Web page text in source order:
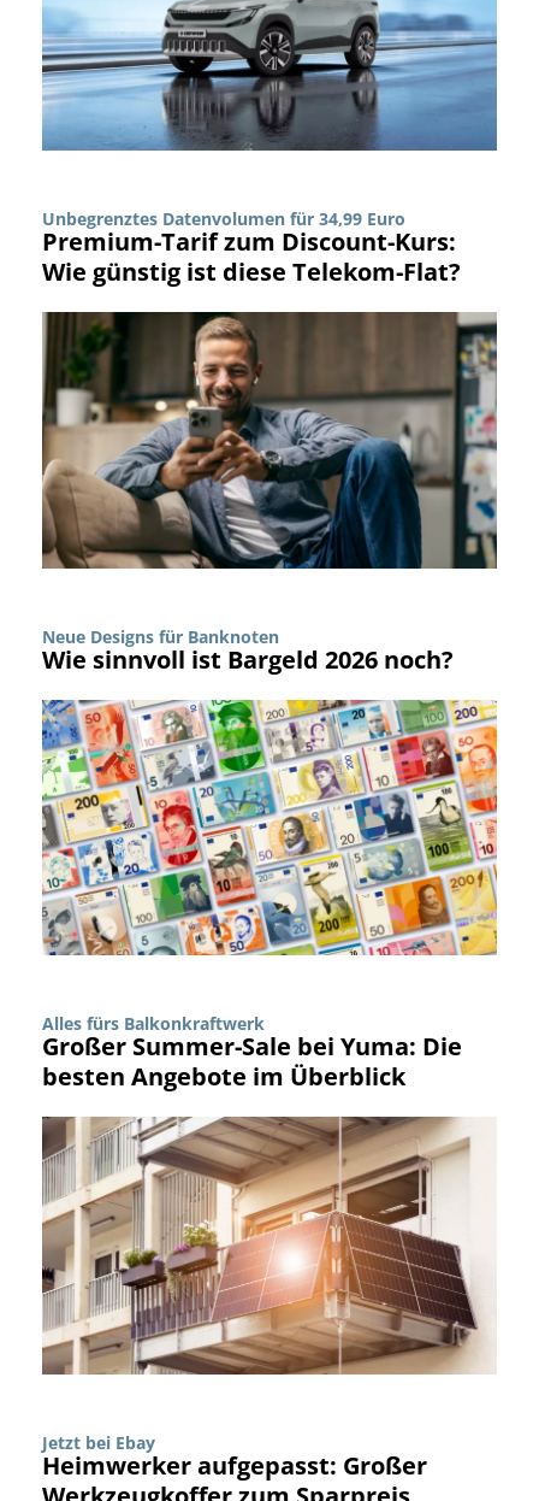
Unbegrenztes Datenvolumen für 34,99 Euro
Premium-Tarif zum Discount-Kurs:
Wie günstig ist diese Telekom-Flat?
Neue Designs für Banknoten
Wie sinnvoll ist Bargeld 2026 noch?
Alles fürs Balkonkraftwerk
Großer Summer-Sale bei Yuma: Die
besten Angebote im Überblick
Jetzt bei Ebay
Heimwerker aufgepasst: Großer